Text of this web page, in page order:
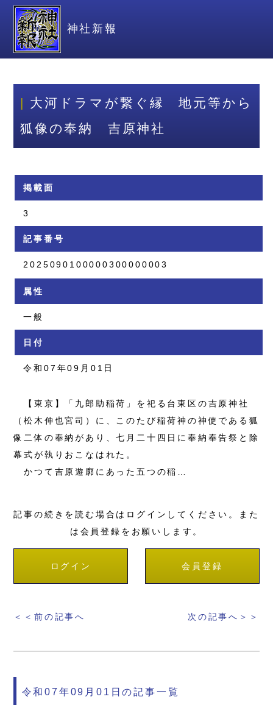
神社新報
大河ドラマが繋ぐ縁 地元等から
狐像の奉納 吉原神社
掲載面
3
記事番号
2025090100000300000003
属性
一般
日付
令和07年09月01日
【東京】「九郎助稲荷」を祀る台東区の吉原神社
（松木伸也宮司）に、このたび稲荷神の神使である狐
像二体の奉納があり、七月二十四日に奉納奉告祭と除
幕式が執りおこなはれた。
かつて吉原遊廓にあった五つの稲…
記事の続きを読む場合はログインしてください。また
は会員登録をお願いします。
ログイン 会員登録
＜＜前の記事へ 次の記事へ＞＞
令和07年09月01日の記事一覧